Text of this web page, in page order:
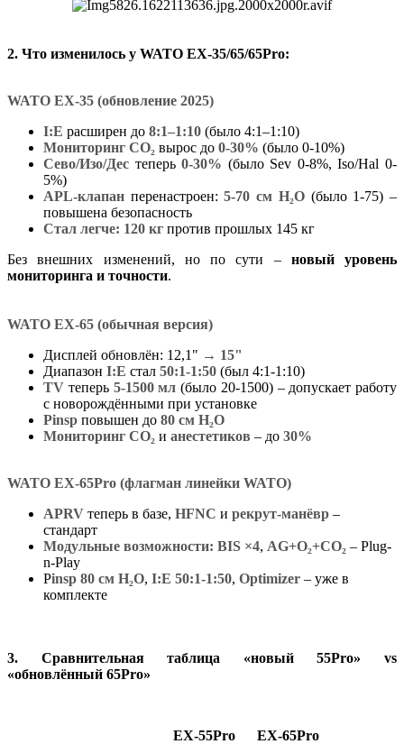
2. Что изменилось у WATO EX-35/65/65Pro:
WATO EX-35 (обновление 2025)
I:E расширен до 8:1–1:10 (было 4:1–1:10)
Мониторинг CO₂ вырос до 0-30% (было 0-10%)
Сево/Изо/Дес теперь0-30% (было Sev 0-8%, Iso/Hal 0-
5%)
APL-клапан перенастроен:5-70 см H₂O(было 1-75) –
повышена безопасность
Стал легче: 120 кг против прошлых 145 кг
Без внешних изменений, но по сути – новый уровень
мониторинга и точности.
WATO EX-65 (обычная версия)
Дисплей обновлён: 12,1" → 15"
Диапазон I:E стал 50:1-1:50 (был 4:1-1:10)
TV теперь 5-1500 мл (было 20-1500) – допускает работу
с новорождёнными при установке
Pinsp повышен до 80 см H₂О
Мониторинг CO₂ и анестетиков – до 30%
WATO EX-65Pro (флагман линейки WATO)
APRV теперь в базе, HFNC и рекрут-манёвр –
стандарт
Модульные возможности: BIS ×4, AG+O₂+CO₂ – Plug-
n-Play
Pinsp 80 см H₂О, I:E 50:1-1:50, Optimizer – уже в
комплекте
3. Сравнительная таблица «новый 55Pro» vs
«обновлённый 65Pro»
EX-55Pro EX-65Pro